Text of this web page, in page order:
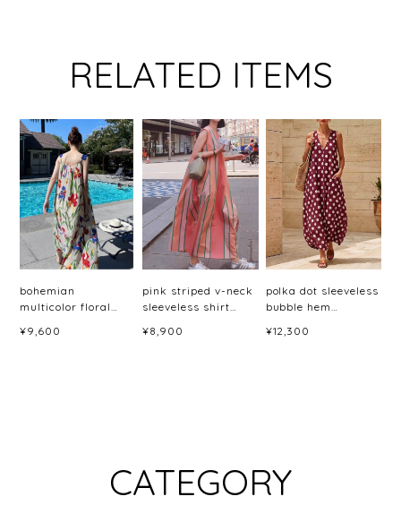
RELATED ITEMS
bohemian
multicolor floral
d10045887＞
¥9,600
pink striped v-neck
sleeveless shirt
¥8,900
polka dot sleeveless
bubble hem
d3060＞
¥12,300
CATEGORY